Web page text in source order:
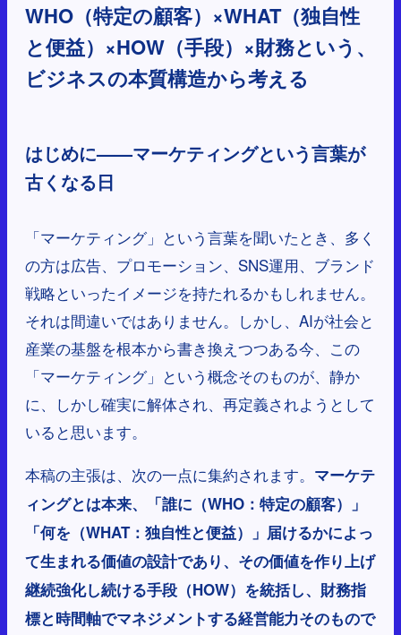
WHO（特定の顧客）×WHAT（独自性
と便益）×HOW（手段）×財務という、
ビジネスの本質構造から考える
はじめに——マーケティングという言葉が
古くなる日
「マーケティング」という言葉を聞いたとき、多く
の方は広告、プロモーション、SNS運用、ブランド
戦略といったイメージを持たれるかもしれません。
それは間違いではありません。しかし、AIが社会と
産業の基盤を根本から書き換えつつある今、この
「マーケティング」という概念そのものが、静か
に、しかし確実に解体され、再定義されようとして
いると思います。
本稿の主張は、次の一点に集約されます。 マーケテ
ィングとは本来、「誰に（WHO：特定の顧客）」
「何を（WHAT：独自性と便益）」届けるかによっ
て生まれる価値の設計であり、その価値を作り上げ
継続強化し続ける手段（HOW）を統括し、財務指
標と時間軸でマネジメントする経営能力そのもので